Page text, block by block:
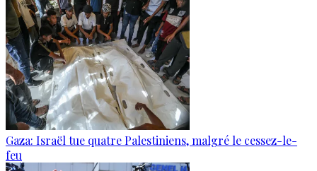
Gaza: Israël tue quatre Palestiniens, malgré le cessez-le-
feu